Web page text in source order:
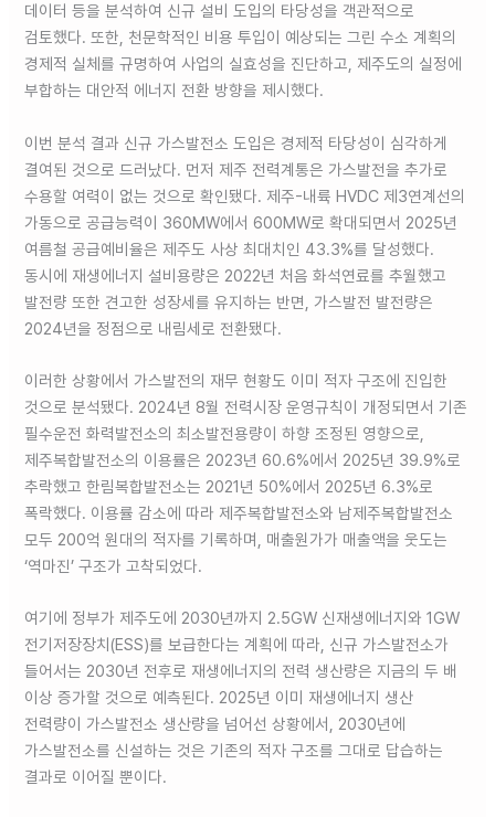
데이터 등을 분석하여 신규 설비 도입의 타당성을 객관적으로
검토했다. 또한, 천문학적인 비용 투입이 예상되는 그린 수소 계획의
경제적 실체를 규명하여 사업의 실효성을 진단하고, 제주도의 실정에
부합하는 대안적 에너지 전환 방향을 제시했다.
이번 분석 결과 신규 가스발전소 도입은 경제적 타당성이 심각하게
결여된 것으로 드러났다. 먼저 제주 전력계통은 가스발전을 추가로
수용할 여력이 없는 것으로 확인됐다. 제주-내륙 HVDC 제3연계선의
가동으로 공급능력이 360MW에서 600MW로 확대되면서 2025년
여름철 공급예비율은 제주도 사상 최대치인 43.3%를 달성했다.
동시에 재생에너지 설비용량은 2022년 처음 화석연료를 추월했고
발전량 또한 견고한 성장세를 유지하는 반면, 가스발전 발전량은
2024년을 정점으로 내림세로 전환됐다.
이러한 상황에서 가스발전의 재무 현황도 이미 적자 구조에 진입한
것으로 분석됐다. 2024년 8월 전력시장 운영규칙이 개정되면서 기존
필수운전 화력발전소의 최소발전용량이 하향 조정된 영향으로,
제주복합발전소의 이용률은 2023년 60.6%에서 2025년 39.9%로
추락했고 한림복합발전소는 2021년 50%에서 2025년 6.3%로
폭락했다. 이용률 감소에 따라 제주복합발전소와 남제주복합발전소
모두 200억 원대의 적자를 기록하며, 매출원가가 매출액을 웃도는
‘역마진’ 구조가 고착되었다.
여기에 정부가 제주도에 2030년까지 2.5GW 신재생에너지와 1GW
전기저장장치(ESS)를 보급한다는 계획에 따라, 신규 가스발전소가
들어서는 2030년 전후로 재생에너지의 전력 생산량은 지금의 두 배
이상 증가할 것으로 예측된다. 2025년 이미 재생에너지 생산
전력량이 가스발전소 생산량을 넘어선 상황에서, 2030년에
가스발전소를 신설하는 것은 기존의 적자 구조를 그대로 답습하는
결과로 이어질 뿐이다.